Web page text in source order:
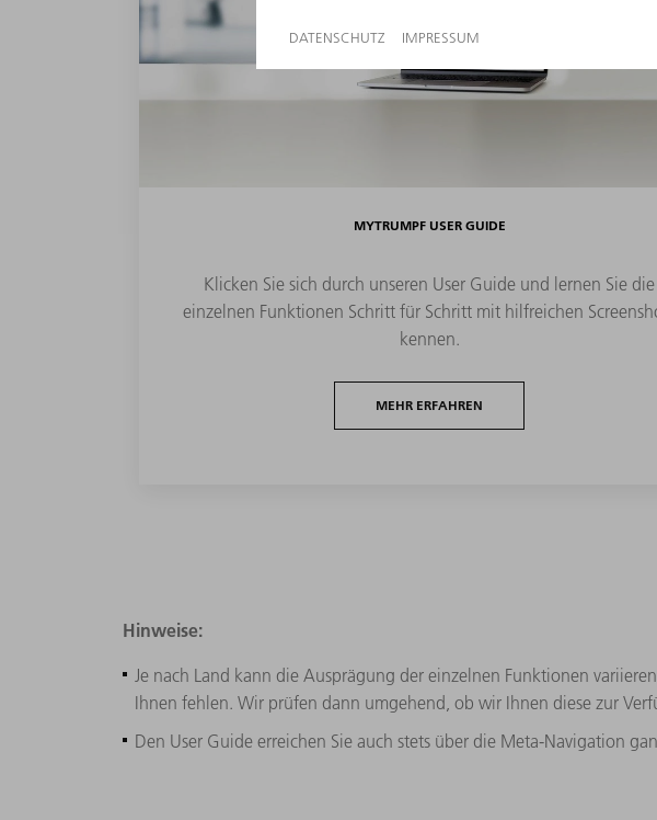
MYTRUMPF USER GUIDE
Klicken Sie sich durch unseren User Guide und lernen Sie die
einzelnen Funktionen Schritt für Schritt mit hilfreichen
kennen.
MEHR ERFAHREN
Hinweise:
Je nach Land kann die Ausprägung der einzelnen Funktionen
Ihnen fehlen. Wir prüfen dann umgehend, ob wir Ihnen diese zur
Den User Guide erreichen Sie auch stets über die Meta-Navigation